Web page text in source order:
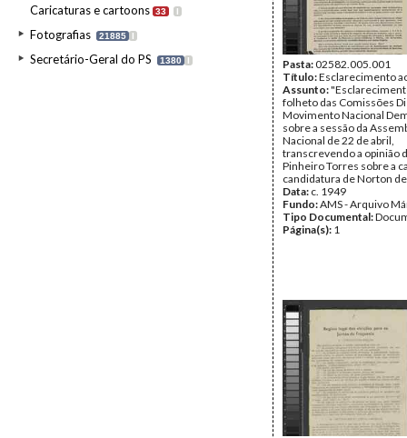
Caricaturas e cartoons 33 I
Fotografias 21885 I
Secretário-Geral do PS 1380 I Pasta:02582.005.001
Título:Esclarecimento
Assunto:
folheto das Comissões
Movimento Nacional
sobre a sessão da
Nacional de 22 de abril,
transcrevendo a opinião
Pinheiro Torres sobre a
candidatura de Norton
Data: c. 1949
Fundo:AMS - Arquivo
Tipo Documental:
Página(s): 1